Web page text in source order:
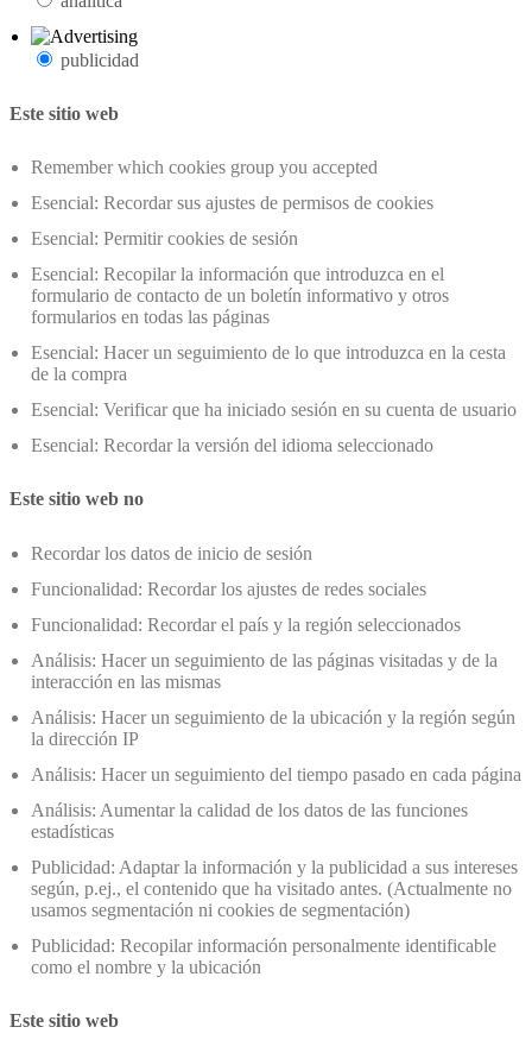
publicidad
Este sitio web
Remember which cookies group you accepted
Esencial: Recordar sus ajustes de permisos de cookies
Esencial: Permitir cookies de sesión
Esencial: Recopilar la información que introduzca en el
formulario de contacto de un boletín informativo y otros
formularios en todas las páginas
Esencial: Hacer un seguimiento de lo que introduzca en la cesta
de la compra
Esencial: Verificar que ha iniciado sesión en su cuenta de usuario
Esencial: Recordar la versión del idioma seleccionado
Este sitio web no
Recordar los datos de inicio de sesión
Funcionalidad: Recordar los ajustes de redes sociales
Funcionalidad: Recordar el país y la región seleccionados
Análisis: Hacer un seguimiento de las páginas visitadas y de la
interacción en las mismas
Análisis: Hacer un seguimiento de la ubicación y la región según
la dirección IP
Análisis: Hacer un seguimiento del tiempo pasado en cada página
Análisis: Aumentar la calidad de los datos de las funciones
estadísticas
Publicidad: Adaptar la información y la publicidad a sus intereses
según, p.ej., el contenido que ha visitado antes. (Actualmente no
usamos segmentación ni cookies de segmentación)
Publicidad: Recopilar información personalmente identificable
como el nombre y la ubicación
Este sitio web